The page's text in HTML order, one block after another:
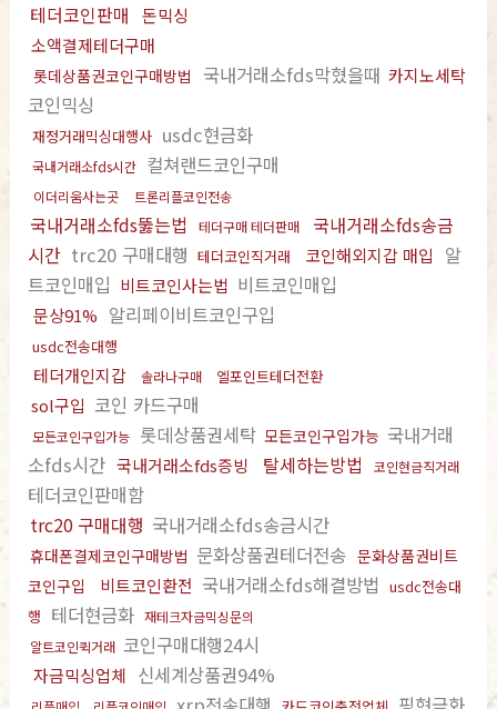
테더코인판매
돈믹싱
소액결제테더구매
롯데상품권코인구매방법 국내거래소fds막혔을때 카지노세탁
코인믹싱
재정거래믹싱대행사 usdc현금화
국내거래소fds시간 컬쳐랜드코인구매
이더리움사는곳 트론리플코인전송
국내거래소fds뚫는법 테더구매 테더판매
국내거래소fds송금
시간 trc20 구매대행 테더코인직거래 코인해외지갑 매입
알
트코인매입 비트코인사는법 비트코인매입
문상91% 알리페이비트코인구입
usdc전송대행
테더개인지갑 솔라나구매 엘포인트테더전환
sol구입 코인 카드구매
모든코인구입가능 롯데상품권세탁 모든코인구입가능 국내거래
소fds시간 국내거래소fds증빙 탈세하는방법 코인현금직거래
테더코인판매함
trc20 구매대행 국내거래소fds송금시간
휴대폰결제코인구매방법 문화상품권테더전송 문화상품권비트
코인구입
비트코인환전 국내거래소fds해결방법 usdc전송대
행 테더현금화 재테크자금믹싱문의
알트코인퀵거래 코인구매대행24시
자금믹싱업체 신세계상품권94%